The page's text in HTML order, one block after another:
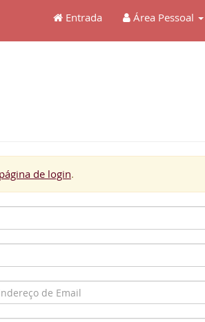
Entrada Área Pessoal
página de login.